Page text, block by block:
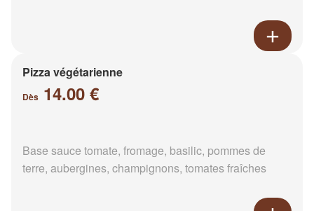
Pizza végétarienne
Dès 14.00 €
Base sauce tomate, fromage, basilic, pommes de
terre, aubergines, champignons, tomates fraîches